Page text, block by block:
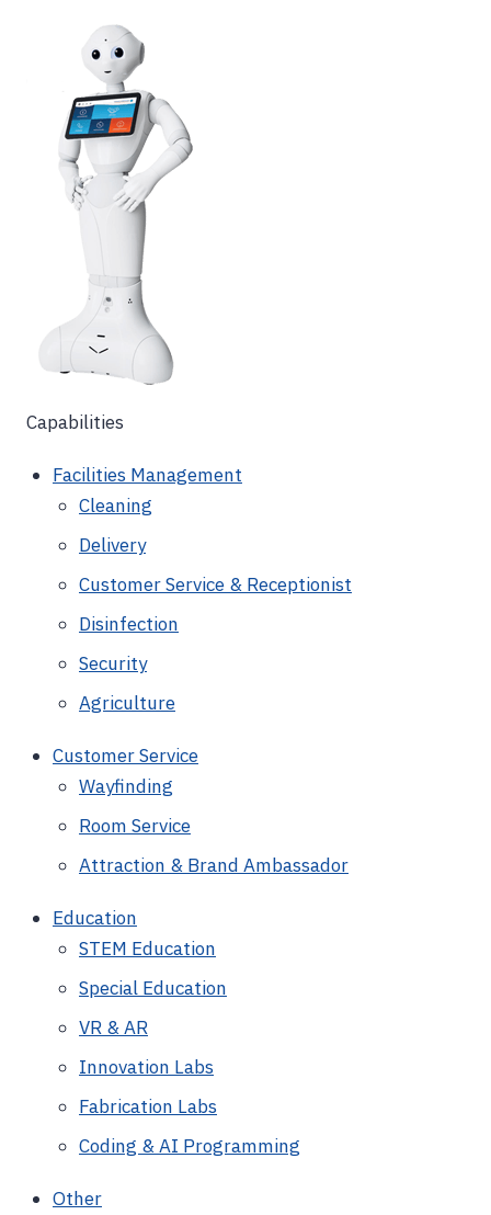
Capabilities
Facilities Management
Cleaning
Delivery
Customer Service & Receptionist
Disinfection
Security
Agriculture
Customer Service
Wayfinding
Room Service
Attraction & Brand Ambassador
Education
STEM Education
Special Education
VR & AR
Innovation Labs
Fabrication Labs
Coding & AI Programming
Other